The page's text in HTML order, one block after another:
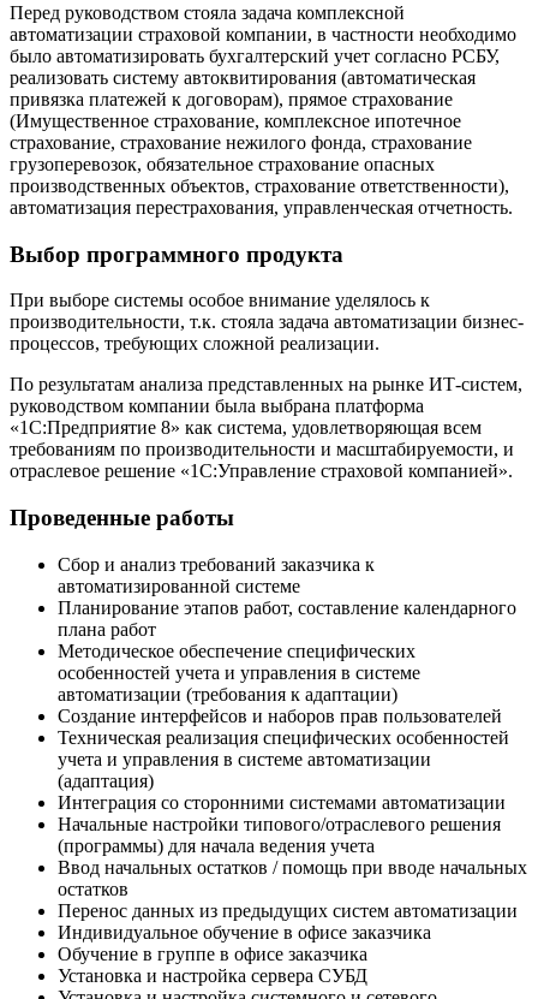
Перед руководством стояла задача комплексной
автоматизации страховой компании, в частности необходимо
было автоматизировать бухгалтерский учет согласно РСБУ,
реализовать систему автоквитирования (автоматическая
привязка платежей к договорам), прямое страхование
(Имущественное страхование, комплексное ипотечное
страхование, страхование нежилого фонда, страхование
грузоперевозок, обязательное страхование опасных
производственных объектов, страхование ответственности),
автоматизация перестрахования, управленческая отчетность.
Выбор программного продукта
При выборе системы особое внимание уделялось к
производительности, т.к. стояла задача автоматизации бизнес-
процессов, требующих сложной реализации.
По результатам анализа представленных на рынке ИТ-систем,
руководством компании была выбрана платформа
«1С:Предприятие 8» как система, удовлетворяющая всем
требованиям по производительности и масштабируемости, и
отраслевое решение «1С:Управление страховой компанией».
Проведенные работы
Сбор и анализ требований заказчика к
автоматизированной системе
Планирование этапов работ, составление календарного
плана работ
Методическое обеспечение специфических
особенностей учета и управления в системе
автоматизации (требования к адаптации)
Создание интерфейсов и наборов прав пользователей
Техническая реализация специфических особенностей
учета и управления в системе автоматизации
(адаптация)
Интеграция со сторонними системами автоматизации
Начальные настройки типового/отраслевого решения
(программы) для начала ведения учета
Ввод начальных остатков / помощь при вводе начальных
остатков
Перенос данных из предыдущих систем автоматизации
Индивидуальное обучение в офисе заказчика
Обучение в группе в офисе заказчика
Установка и настройка сервера СУБД